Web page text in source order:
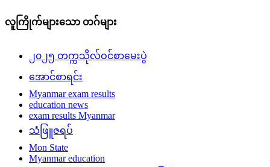
လူကြိုက်များသော တဂ်များ
၂၀၂၅ တက္ကသိုလ်ဝင်စာမေးပွဲ
အောင်စာရင်း
Myanmar exam results
education news
exam results Myanmar
သံဖြူဇရပ်
Mon State
Myanmar education